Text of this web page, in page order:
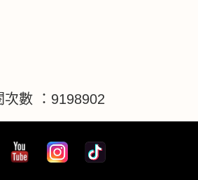
次數 ：9198902